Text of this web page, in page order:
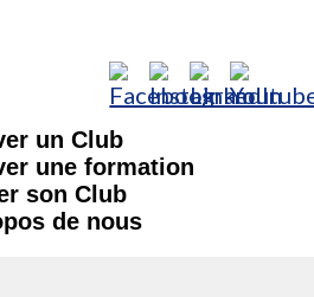
un Club
une formation
son Club
de nous